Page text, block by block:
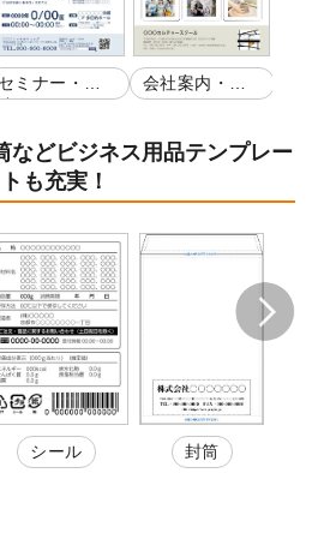
セミナー・講
会
会社案内・店
舗紹介
などビジネス用品テンプレー
トも充実！
シール 封筒